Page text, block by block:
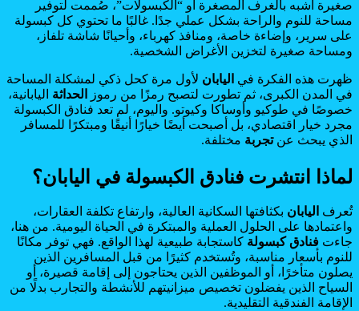
صغيرة أشبه بالغرف المصغرة أو “الكبسولات”، صُممت لتوفير
مساحة للنوم والراحة بشكل عملي جدًا. غالبًا ما تحتوي كل كبسولة
على سرير، وإضاءة خاصة، ومنافذ كهرباء، وأحيانًا شاشة تلفاز،
ومساحة صغيرة لتخزين الأغراض الشخصية.
ظهرت هذه الفكرة في اليابان لأول مرة كحل ذكي لمشكلة المساحة
في المدن الكبرى، ثم تطورت لتصبح رمزًا من رموز
الحداثة اليابانية،
خصوصًا في طوكيو وأوساكا وكيوتو. واليوم، لم تعد فنادق الكبسولة
مجرد خيار اقتصادي، بل أصبحت أيضًا خيارًا أنيقًا ومبتكرًا للمسافر
الذي يبحث عنتجربة مختلفة.
لماذا انتشرت فنادق الكبسولة في اليابان؟
تُعرف اليابان بكثافتها السكانية العالية، وارتفاع تكلفة العقارات،
واعتمادها على الحلول العملية والمبتكرة في الحياة اليومية. من هنا،
جاءت فنادق كبسولة كاستجابة طبيعية لهذا الواقع. فهي توفر مكانًا
للنوم بأسعار مناسبة، وتُستخدم كثيرًا من قبل المسافرين الذين
يصلون متأخرًا، أو الموظفين الذين يحتاجون إلى إقامة قصيرة، أو
السياح الذين يفضلون تخصيص ميزانيتهم للأنشطة والتجارب بدلًا من
الإقامة الفندقية التقليدية.